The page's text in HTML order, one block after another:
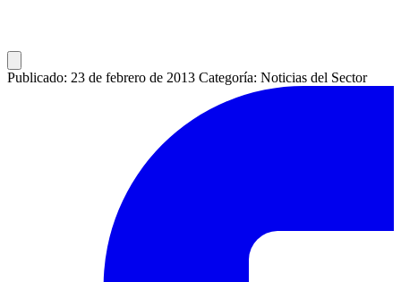
Publicado: 23 de febrero de 2013 Categoría: Noticias del Sector